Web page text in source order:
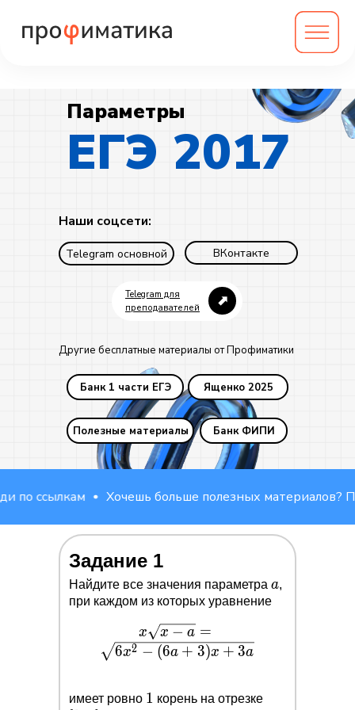
Параметры
ЕГЭ 2017
Telegram основной ВКонтакте
Другие бесплатные материалы от Профиматики
Банк 1 части ЕГЭ Ященко 2025
Банк ФИПИ
Полезные материалы
Telegram для
преподавателей
⬈
Наши соцсети:
ссылкам Хочешь больше полезных материалов?
Задание 1
Найдите все значения параметра a
a,
при каждом из которых уравнение
x\sqrt{x-
a}=\sqrt{6x^2-
x x − a =
6x2 − (6a + 3)x + 3a
имеет ровно 1
1 корень на отрезке